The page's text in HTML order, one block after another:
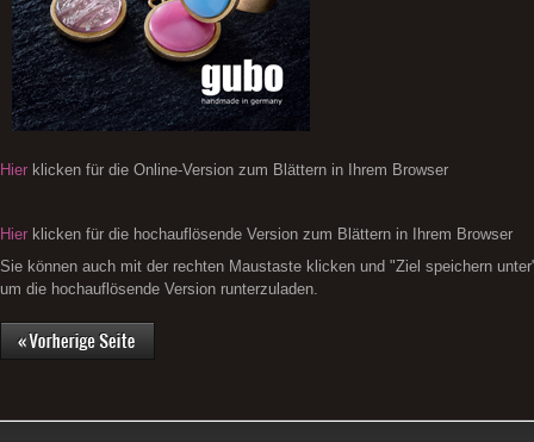
Hier klicken für die Online-Version zum Blättern in Ihrem Browser
Hier klicken für die hochauflösende Version zum Blättern in Ihrem Browser
Sie können auch mit der rechten Maustaste klicken und "Ziel speichern
um die hochauflösende Version runterzuladen.